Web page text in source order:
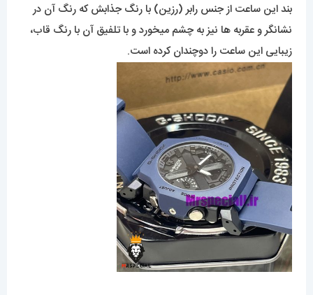
بند این ساعت از جنس رابر (رزین) با رنگ جذابش که رنگ آن در
نشانگر و عقربه ها نیز به چشم میخورد و با تلفیق آن با رنگ قاب،
زیبایی این ساعت را دوچندان کرده است.